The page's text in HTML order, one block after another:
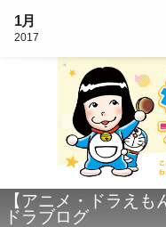
1月
2017
【アニメ・ドラえ
ドラブログ